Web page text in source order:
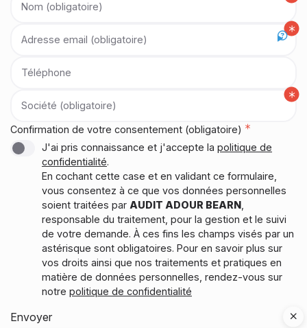
Nom (obligatoire)
Adresse email (obligatoire)
Téléphone
Société (obligatoire)
J'ai pris connaissance et j'accepte la politique de
confidentialité.
En cochant cette case et en validant ce formulaire,
vous consentez à ce que vos données personnelles
soient traitées par AUDIT ADOUR BEARN
responsable du traitement, pour la gestion et le suivi
de votre demande. À ces fins les champs visés par un
astérisque sont obligatoires. Pour en savoir plus sur
vos droits ainsi que nos traitements et pratiques en
matière de données personnelles, rendez-vous sur
notre politique de confidentialité
Confirmation de votre consentement (obligatoire)
Envoyer